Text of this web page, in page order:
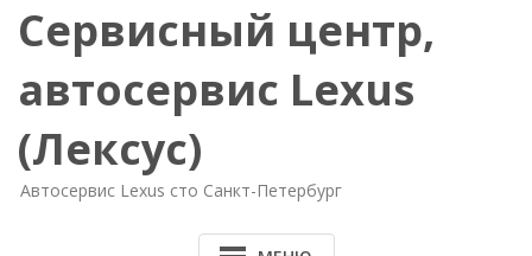
Сервисный центр,
автосервис Lexus
(Лексус)
Автосервис Lexus сто Санкт-Петербург